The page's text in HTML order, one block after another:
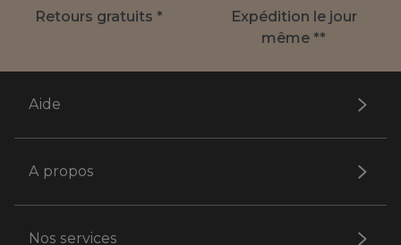
Retours gratuits *
Expédition le jour
même **
Aide
A propos
Nos services